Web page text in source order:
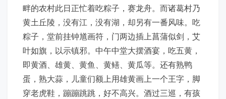
畔的农村此日正忙着吃粽子，赛龙舟。而诸葛村乃
黄土丘陵，没有江，没有湖，却另有一番风味。吃
粽子，堂前挂钟馗画符，门两边插上菖蒲似剑，艾
叶如旗，以示镇邪。中午中堂大摆酒宴，吃五黄，
即黄酒、雄黄、黄鱼、黄鳝、黄瓜等。还有熟鸭
蛋，熟大蒜，儿童们额上用雄黄画上一个王字，脚
穿老虎鞋，蹦蹦跳跳，好不高兴。酒过三巡，有孩